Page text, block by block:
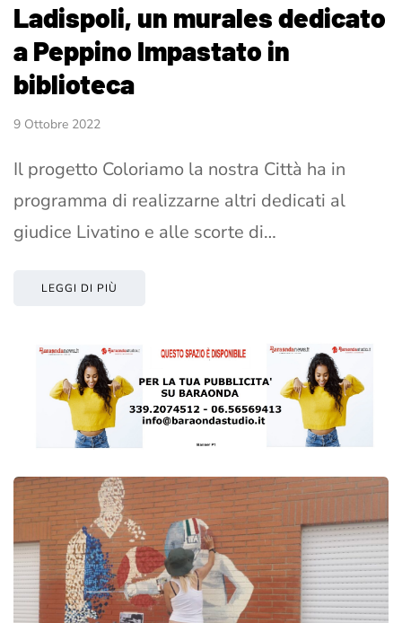
Ladispoli, un murales dedicato
a Peppino Impastato in
biblioteca
9 Ottobre 2022
Il progetto Coloriamo la nostra Città ha in
programma di realizzarne altri dedicati al
giudice Livatino e alle scorte di…
LEGGI DI PIÙ